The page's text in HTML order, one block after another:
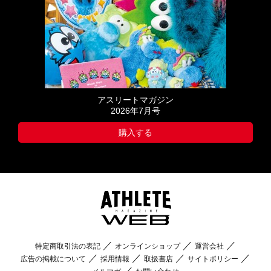
アスリートマガジン
2026年7月号
購入する
特定商取引法の表記 オンラインショップ
運営会社
広告の掲載について
採用情報 取扱書店
サイトポリシー